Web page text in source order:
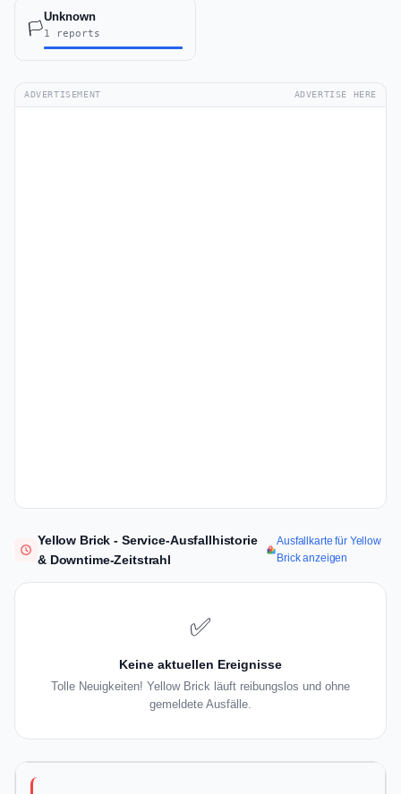
🏳️
Unknown
1 reports
ADVERTISEMENT ADVERTISE HERE
Yellow Brick - Service-Ausfallhistorie
& Downtime-Zeitstrahl
Ausfallkarte für Yellow
Brick anzeigen
✅
Keine aktuellen Ereignisse
Tolle Neuigkeiten! Yellow Brick läuft reibungslos und ohne
gemeldete Ausfälle.